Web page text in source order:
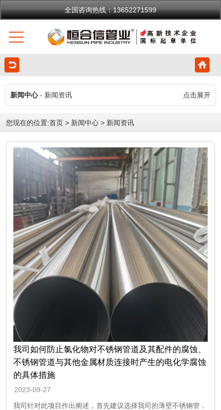
全国咨询热线：13652271599
新闻中心- 新闻资讯 点击展开
您现在的位置:首页 > 新闻中心 > 新闻资讯
我司如何防止氯化物对不锈钢管道及其配件的腐蚀、
不锈钢管道与其他金属材质连接时产生的电化学腐蚀
的具体措施
2023-09-27
我司针对此项目作出阐述，首先建议选择我司的薄壁不锈钢管，